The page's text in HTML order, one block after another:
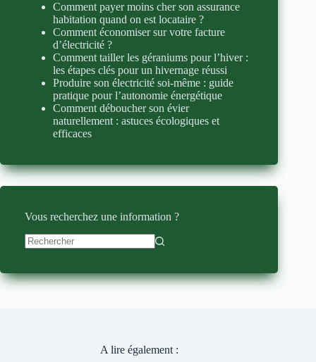
Comment payer moins cher son assurance
habitation quand on est locataire ?
Comment économiser sur votre facture
d’électricité ?
Comment tailler les géraniums pour l’hiver :
les étapes clés pour un hivernage réussi
Produire son électricité soi-même : guide
pratique pour l’autonomie énergétique
Comment déboucher son évier
naturellement : astuces écologiques et
efficaces
Vous recherchez une information ?
A lire également :